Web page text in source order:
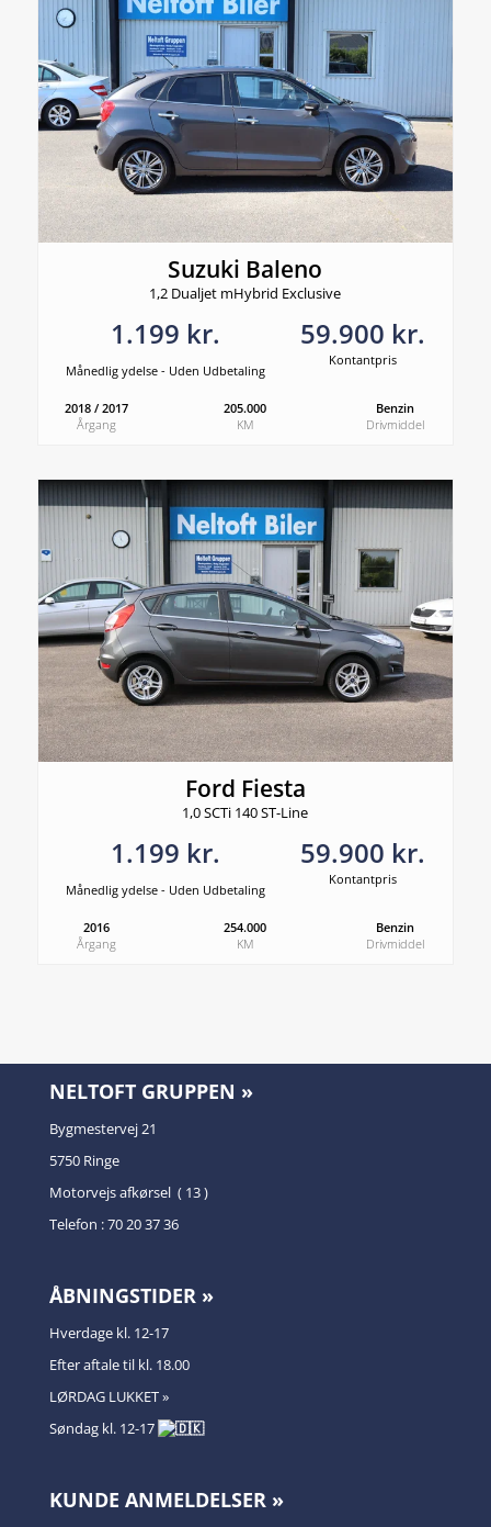
Suzuki Baleno
1,2 Dualjet mHybrid Exclusive
1.199 kr.
Månedlig ydelse - Uden Udbetaling
59.900 kr.
Kontantpris
2018 / 2017
Årgang
205.000
KM
Benzin
Drivmiddel
Ford Fiesta
1,0 SCTi 140 ST-Line
1.199 kr.
Månedlig ydelse - Uden Udbetaling
59.900 kr.
Kontantpris
2016
Årgang
254.000
KM
Benzin
Drivmiddel
NELTOFT GRUPPEN »
Bygmestervej 21
5750 Ringe
Motorvejs afkørsel ( 13 )
Telefon : 70 20 37 36
ÅBNINGSTIDER »
Hverdage kl. 12-17
Efter aftale til kl. 18.00
LØRDAG LUKKET »
Søndag kl. 12-17
KUNDE ANMELDELSER »